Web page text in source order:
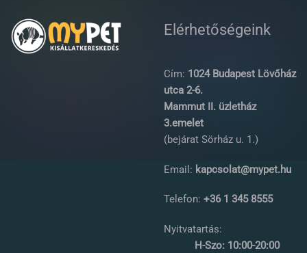
Elérhetőségeink
Cím: 1024 Budapest Lövőház
utca 2-6.
Mammut II. üzletház
3.emelet
(bejárat Sörház u. 1.)
Email: kapcsolat@mypet.hu
Telefon: +36 1 345 8555
Nyitvatartás:
H-Szo: 10:00-20:00